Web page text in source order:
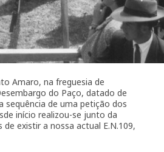
Amaro, na freguesia de
do Paço, datado de
sequência de uma petição dos
início realizou-se junto da
existir a nossa actual E.N.109,